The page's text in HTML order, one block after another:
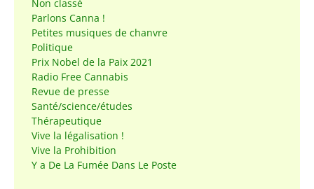
Non classé
Parlons Canna !
Petites musiques de chanvre
Politique
Prix Nobel de la Paix 2021
Radio Free Cannabis
Revue de presse
Santé/science/études
Thérapeutique
Vive la légalisation !
Vive la Prohibition
Y a De La Fumée Dans Le Poste